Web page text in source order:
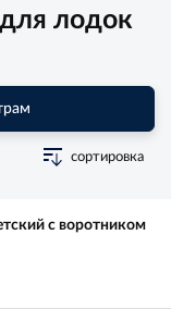
лодок
сортировка
с воротником